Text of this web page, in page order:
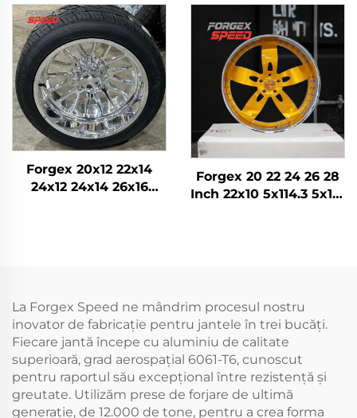
pentru Camion
5x120 6x139.7 Jantă
Forjată Personalizată
pentru Autoturism
Forgex 20x12 22x14
24x12 24x14 26x16
Forgex 20 22 24 26 28
Inch 22x10 5x114.3 5x115
La Forgex Speed ne mândrim procesul nostru
inovator de fabricație pentru jantele în trei bucăți.
Fiecare jantă începe cu aluminiu de calitate
superioară, grad aerospațial 6061-T6, cunoscut
pentru raportul său excepțional între rezistență și
greutate. Utilizăm prese de forjare de ultimă
generație, de 12.000 de tone, pentru a crea forma